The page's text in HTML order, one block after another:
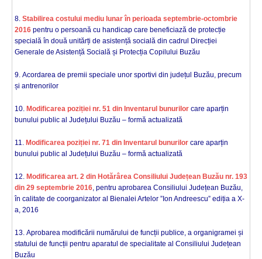
8. Stabilirea costului mediu lunar în perioada septembrie-octombrie
2016 pentru o persoană cu handicap care beneficiază de protecție
specială în două unitărți de asistență socială din cadrul Direcției
Generale de Asistență Socială și Protecția Copilului Buzău
9. Acordarea de premii speciale unor sportivi din județul Buzău, precum
și antrenorilor
10. Modificarea poziției nr. 51 din Inventarul bunurilor care aparțin
bunului public al Județului Buzău – formă actualizată
11. Modificarea poziției nr. 71 din Inventarul bunurilor care aparțin
bunului public al Județului Buzău – formă actualizată
12. Modificarea art. 2 din Hotărârea Consiliului Județean Buzău nr. 193
din 29 septembrie 2016, pentru aprobarea Consiliului Județean Buzău,
în calitate de coorganizator al Bienalei Artelor ”Ion Andreescu” ediția a X-
a, 2016
13. Aprobarea modificării numărului de funcții publice, a organigramei și
statului de funcții pentru aparatul de specialitate al Consiliului Județean
Buzău